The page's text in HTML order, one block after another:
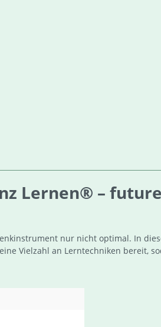
Lernen® –
nur nicht optimal. In
Vielzahl an Lerntechniken bereit,